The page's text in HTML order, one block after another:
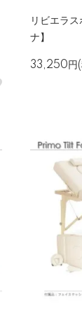
リビエラ
ナ】
33,250円